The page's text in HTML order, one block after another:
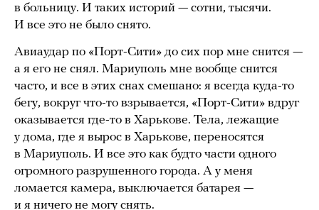
в больницу. И таких историй — сотни, тысячи.
И все это не было снято.
Авиаудар по «Порт-Сити» до сих пор мне снится —
а я его не снял. Мариуполь мне вообще снится
часто, и все в этих снах смешано: я всегда куда-то
бегу, вокруг что-то взрывается, «Порт-Сити» вдруг
оказывается где-то в Харькове. Тела, лежащие
у дома, где я вырос в Харькове, переносятся
в Мариуполь. И все это как будто части одного
огромного разрушенного города. А у меня
ломается камера, выключается батарея —
и я ничего не могу снять.